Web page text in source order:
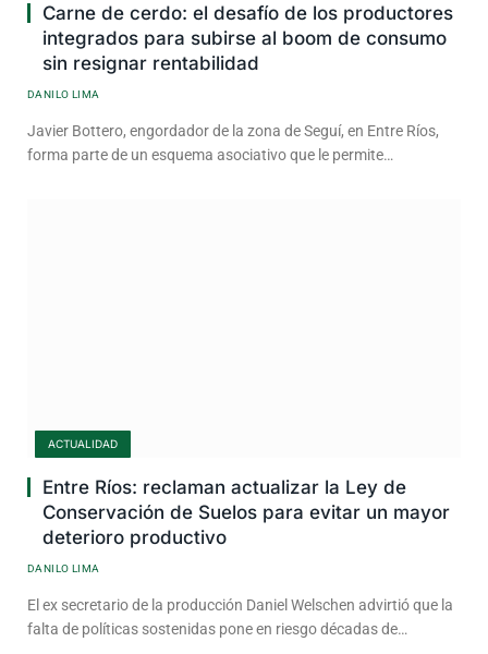
Carne de cerdo: el desafío de los productores
integrados para subirse al boom de consumo
sin resignar rentabilidad
DANILO LIMA
Javier Bottero, engordador de la zona de Seguí, en Entre Ríos,
forma parte de un esquema asociativo que le permite…
ACTUALIDAD
Entre Ríos: reclaman actualizar la Ley de
Conservación de Suelos para evitar un mayor
deterioro productivo
DANILO LIMA
El ex secretario de la producción Daniel Welschen advirtió que la
falta de políticas sostenidas pone en riesgo décadas de…